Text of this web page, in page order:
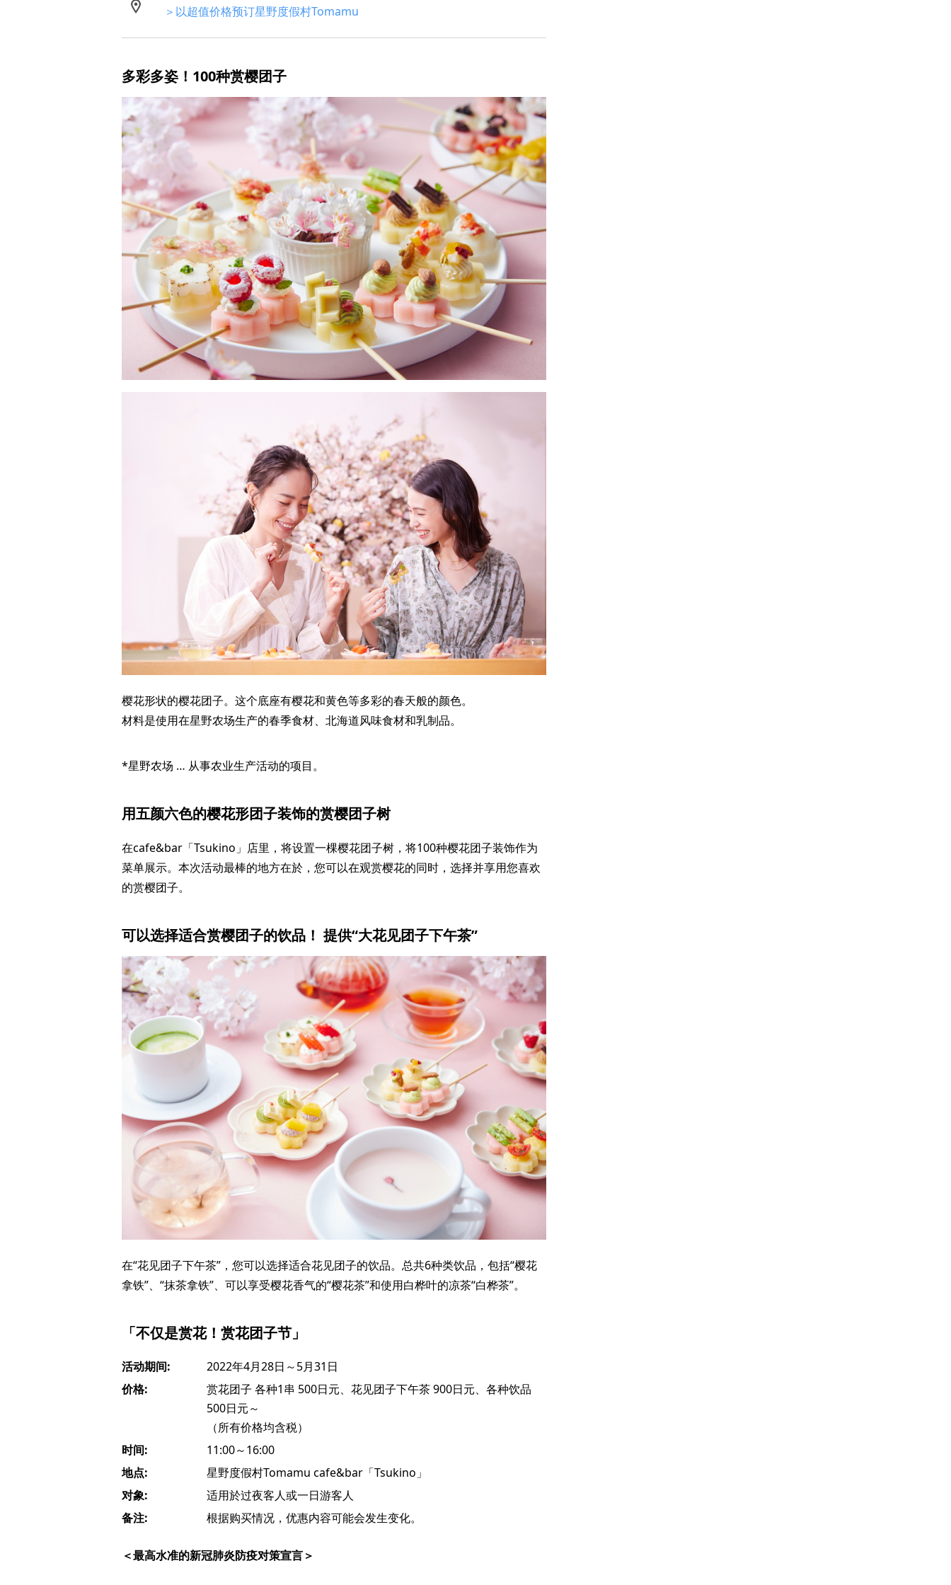
＞以超值价格预订星野度假村Tomamu
多彩多姿！100种赏樱团子
樱花形状的樱花团子。这个底座有樱花和黄色等多彩的春天般的颜色。
材料是使用在星野农场生产的春季食材、北海道风味食材和乳制品。
*星野农场 … 从事农业生产活动的项目。
用五颜六色的樱花形团子装饰的赏樱团子树
在cafe&bar「Tsukino」店里，将设置一棵樱花团子树，将100种樱花团子装饰作为
菜单展示。本次活动最棒的地方在於，您可以在观赏樱花的同时，选择并享用您喜欢
的赏樱团子。
可以选择适合赏樱团子的饮品！ 提供“大花见团子下午茶”
在“花见团子下午茶”，您可以选择适合花见团子的饮品。总共6种类饮品，包括“樱花
拿铁”、“抹茶拿铁”、可以享受樱花香气的“樱花茶”和使用白桦叶的凉茶“白桦茶”。
「不仅是赏花！赏花团子节」
活动期间:
2022年4月28日～5月31日
价格:
赏花团子 各种1串 500日元、花见团子下午茶 900日元、各种饮品
500日元～
（所有价格均含税）
时间:
11:00～16:00
地点:
星野度假村Tomamu cafe&bar「Tsukino」
对象:
适用於过夜客人或一日游客人
备注:
根据购买情况，优惠内容可能会发生变化。
＜最高水准的新冠肺炎防疫对策宣言＞